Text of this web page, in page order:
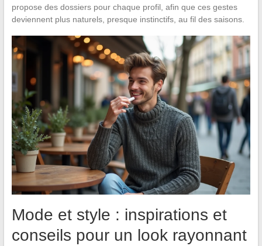
propose des dossiers pour chaque profil, afin que ces gestes
deviennent plus naturels, presque instinctifs, au fil des saisons.
Mode et style : inspirations et
conseils pour un look rayonnant